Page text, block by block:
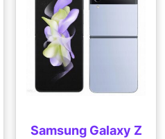
Samsung Galaxy Z